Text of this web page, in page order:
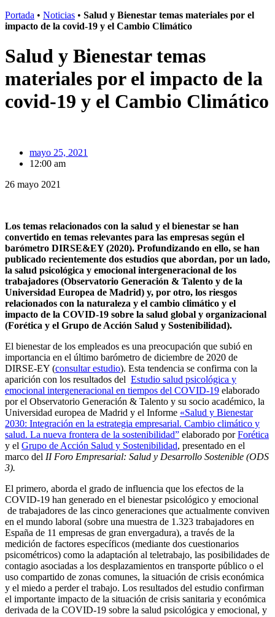
Portada • Noticias • Salud y Bienestar temas materiales por el
impacto de la covid-19 y el Cambio Climático
Salud y Bienestar temas
materiales por el impacto de la
covid-19 y el Cambio Climático
mayo 25, 2021
12:00 am
26 mayo 2021
Los temas relacionados con la salud y el bienestar se han
convertido en temas relevantes para las empresas según el
barómetro DIRSE&EY (2020). Profundizando en ello, se han
publicado recientemente dos estudios que abordan, por un lado,
la salud psicológica y emocional intergeneracional de los
trabajadores (Observatorio Generación & Talento y de la
Universidad Europea de Madrid) y, por otro, los riesgos
relacionados con la naturaleza y el cambio climático y el
impacto de la COVID-19 sobre la salud global y organizacional
(Forética y el Grupo de Acción Salud y Sostenibilidad).
El bienestar de los empleados es una preocupación que subió en
importancia en el último barómetro de diciembre de 2020 de
DIRSE-EY (consultar estudio). Esta tendencia se confirma con la
aparición con los resultados del Estudio salud psicológica y
emocional intergeneracional en tiempos del COVID-19 elaborado
por el Observatorio Generación & Talento y su socio académico, la
Universidad europea de Madrid y el Informe «Salud y Bienestar
2030: Integración en la estrategia empresarial. Cambio climático y
salud. La nueva frontera de la sostenibilidad” elaborado porForética
y el Grupo de Acción Salud y Sostenibilidad, presentado en el
marco del II Foro Empresarial: Salud y Desarrollo Sostenible (ODS
3).
El primero, aborda el grado de influencia que los efectos de la
COVID-19 han generado en el bienestar psicológico y emocional
de trabajadores de las cinco generaciones que actualmente conviven
en el mundo laboral (sobre una muestra de 1.323 trabajadores en
España de 11 empresas de gran envergadura), a través de la
medición de factores específicos (mediante dos cuestionarios
psicométricos) como la adaptación al teletrabajo, las posibilidades de
contagio asociadas a los desplazamientos en transporte público o el
uso compartido de zonas comunes, la situación de crisis económica
y el miedo a perder el trabajo. Los resultados del estudio confirman
el importante impacto de la situación de crisis sanitaria y económica
derivada de la COVID-19 sobre la salud psicológica y emocional, y